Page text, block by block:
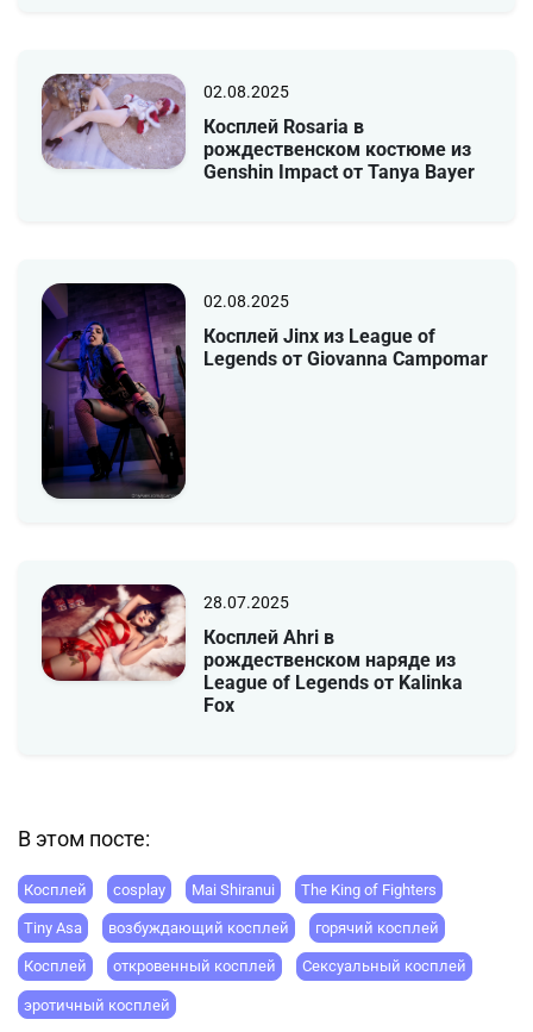
02.08.2025
Косплей Rosaria в
рождественском костюме из
Genshin Impact от Tanya Bayer
02.08.2025
Косплей Jinx из League of
Legends от Giovanna Campomar
28.07.2025
Косплей Ahri в
рождественском наряде из
League of Legends от Kalinka
Fox
В этом посте:
Косплей cosplay Mai Shiranui The King of Fighters
Tiny Asa возбуждающий косплей горячий косплей
Косплей откровенный косплей Сексуальный косплей
эротичный косплей